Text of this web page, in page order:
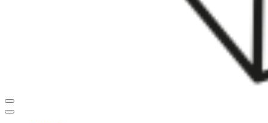
Navigationsmenü
Navigationsmenü